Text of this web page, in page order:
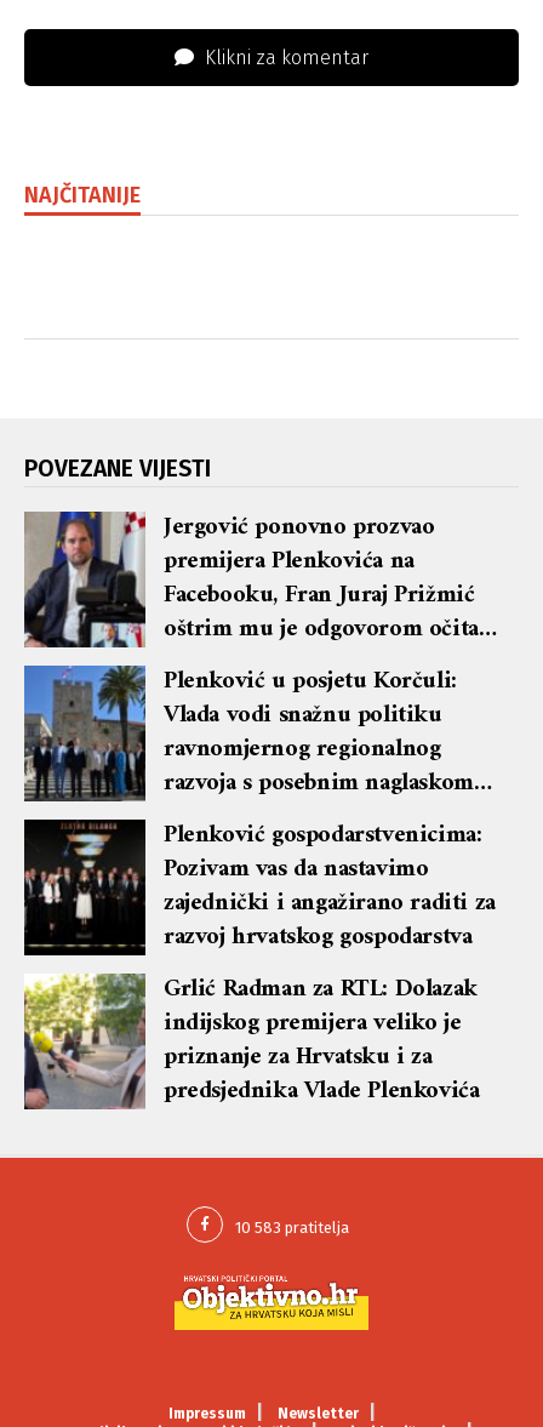
Klikni za komentar
NAJČITANIJE
POVEZANE VIJESTI
Jergović ponovno prozvao
premijera Plenkovića na
Facebooku, Fran Juraj Prižmić
oštrim mu je odgovorom očitao
lekciju te dobio blok i brisanje
komentara
Plenković u posjetu Korčuli:
Vlada vodi snažnu politiku
ravnomjernog regionalnog
razvoja s posebnim naglaskom
na otoke
Plenković gospodarstvenicima:
Pozivam vas da nastavimo
zajednički i angažirano raditi za
razvoj hrvatskog gospodarstva
Grlić Radman za RTL: Dolazak
indijskog premijera veliko je
priznanje za Hrvatsku i za
predsjednika Vlade Plenkovića
Impressum
Newsletter